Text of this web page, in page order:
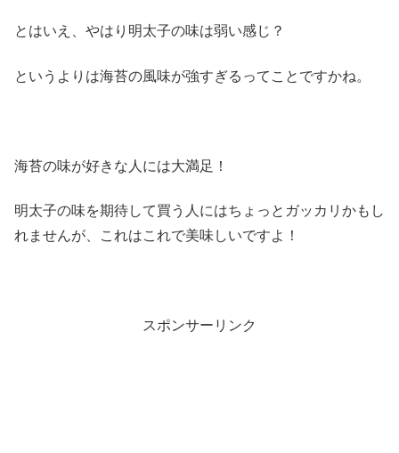
とはいえ、やはり明太子の味は弱い感じ？
というよりは海苔の風味が強すぎるってことですかね。
海苔の味が好きな人には大満足！
明太子の味を期待して買う人にはちょっとガッカリかもし
れませんが、これはこれで美味しいですよ！
スポンサーリンク